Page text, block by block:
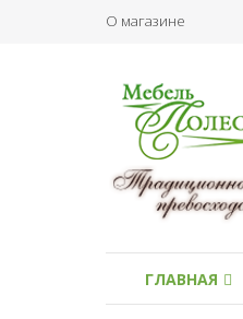
О магазине
ГЛАВНАЯ